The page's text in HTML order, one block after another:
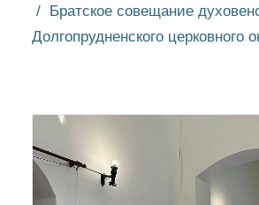
Братское совещание
Долгопрудненского церковного